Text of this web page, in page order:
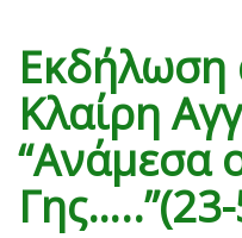
Εκδήλωση
Κλαίρη
“Ανάμεσα